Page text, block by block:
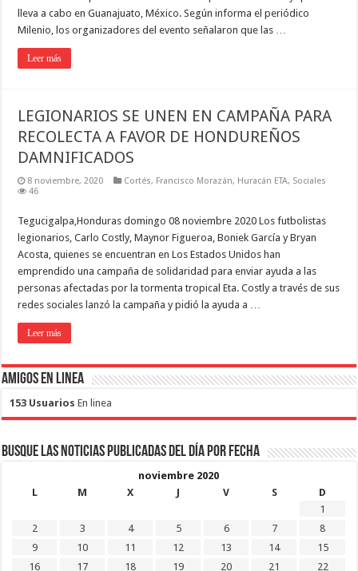
lleva a cabo en Guanajuato, México. Según informa el periódico
Milenio, los organizadores del evento señalaron que las …
Leer más
LEGIONARIOS SE UNEN EN CAMPAÑA PARA
RECOLECTA A FAVOR DE HONDUREÑOS
DAMNIFICADOS
8 noviembre, 2020 Cortés, Francisco Morazán, Huracán ETA, Sociales
46
Tegucigalpa,Honduras domingo 08 noviembre 2020 Los futbolistas
legionarios, Carlo Costly, Maynor Figueroa, Boniek García y Bryan
Acosta, quienes se encuentran en Los Estados Unidos han
emprendido una campaña de solidaridad para enviar ayuda a las
personas afectadas por la tormenta tropical Eta. Costly a través de sus
redes sociales lanzó la campaña y pidió la ayuda a …
Leer más
Amigos en Linea
153 Usuarios En linea
Busque las noticias publicadas del día por fecha
noviembre 2020
L
M X J V S
D
1
2
3 4 5 6 7
8
9
10 11 12 13 14
15
16
17 18 19 20 21
22